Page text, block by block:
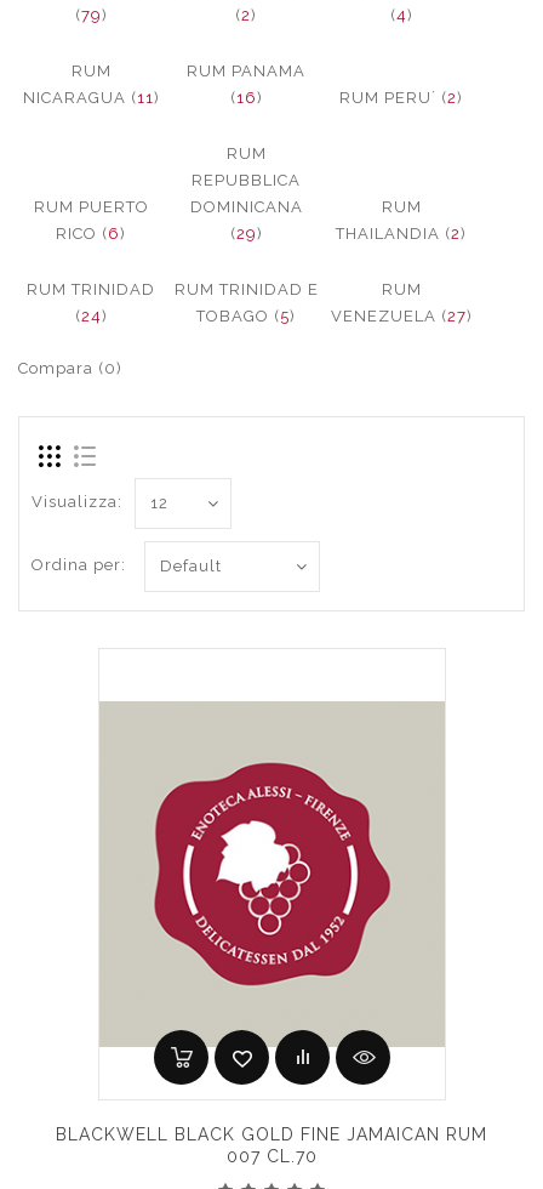
(79)
(2)
(4)
RUM
NICARAGUA (11)
RUM PANAMA
(16) RUM PERU´ (2)
RUM PUERTO
RICO (6)
RUM
REPUBBLICA
DOMINICANA
(29)
RUM
THAILANDIA (2)
RUM TRINIDAD
(24)
RUM TRINIDAD E
TOBAGO (5)
RUM
VENEZUELA (27)
Compara (0)
Visualizza:
Ordina per:
BLACKWELL BLACK GOLD FINE JAMAICAN RUM
007 CL.70